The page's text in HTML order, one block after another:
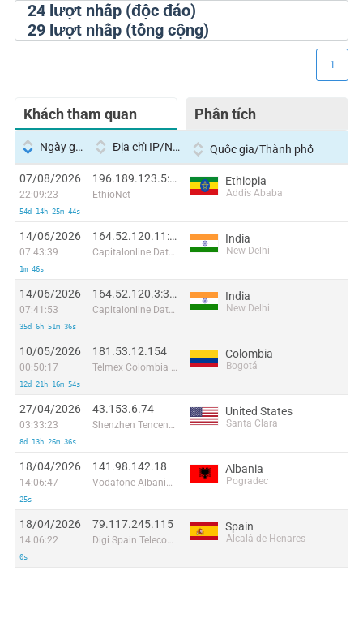
24lượt nhấp (độc đáo)
29lượt nhấp (tổng cộng)
Khách tham quan Phân tích
1
Ngày giờ Địa chỉ IP/Nhà cung cấp dịch vụ Quốc gia/Thành phố
07/08/2026
22:09:23
54d 14h 25m 44s
196.189.123.5:4677
EthioNet
Ethiopia
Addis Ababa
14/06/2026
07:43:39
1m 46s
164.52.120.11:29100
Capitalonline Data Service (HK) Co
India
New Delhi
14/06/2026
07:41:53
35d 6h 51m 36s
164.52.120.3:32051
Capitalonline Data Service (HK) Co
India
New Delhi
10/05/2026
00:50:17
12d 21h 16m 54s
181.53.12.154
Telmex Colombia S.A.
Colombia
Bogotá
27/04/2026
03:33:23
8d 13h 26m 36s
43.153.6.74
Shenzhen Tencent Computer Systems Company Limited
United States
Santa Clara
18/04/2026
14:06:47
25s
141.98.142.18
Vodafone Albania Sh.A.
Albania
Pogradec
18/04/2026
14:06:22
0s
79.117.245.115
Digi Spain Telecom S.L.U.
Spain
Alcalá de Henares